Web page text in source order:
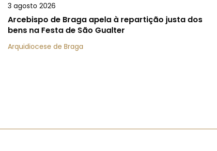
3 agosto 2026
Arcebispo de Braga apela à repartição justa dos
bens na Festa de São Gualter
Arquidiocese de Braga